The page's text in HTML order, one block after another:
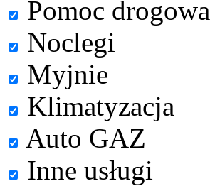
Pomoc drogowa
Noclegi
Myjnie
Klimatyzacja
Auto GAZ
Inne usługi